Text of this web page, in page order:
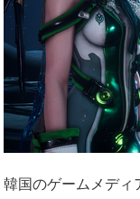
韓国のゲームメディ